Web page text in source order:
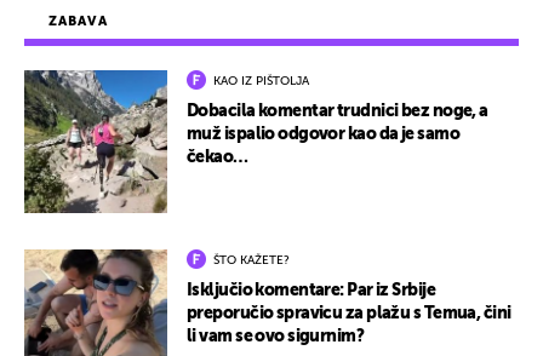
ZABAVA
KAO IZ PIŠTOLJA
Dobacila komentar trudnici bez noge, a
muž ispalio odgovor kao da je samo
čekao…
ŠTO KAŽETE?
Isključio komentare: Par iz Srbije
preporučio spravicu za plažu s Temua, čini
li vam se ovo sigurnim?